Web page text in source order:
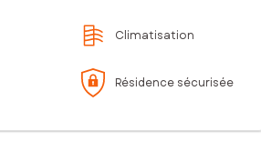
Climatisation
Résidence sécurisée